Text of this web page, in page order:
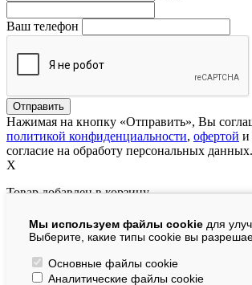
Мы используем файлы cookie для
Выберите, какие типы cookie вы
Основные файлы cookie
Аналитические файлы cookie
Ваш телефон
Нажимая на кнопку «Отправить», Вы
политикой конфиденциальности, офертой и
согласие на обработу персональных данных.
X
Товар добавлен в корзину
В корзине:шт.